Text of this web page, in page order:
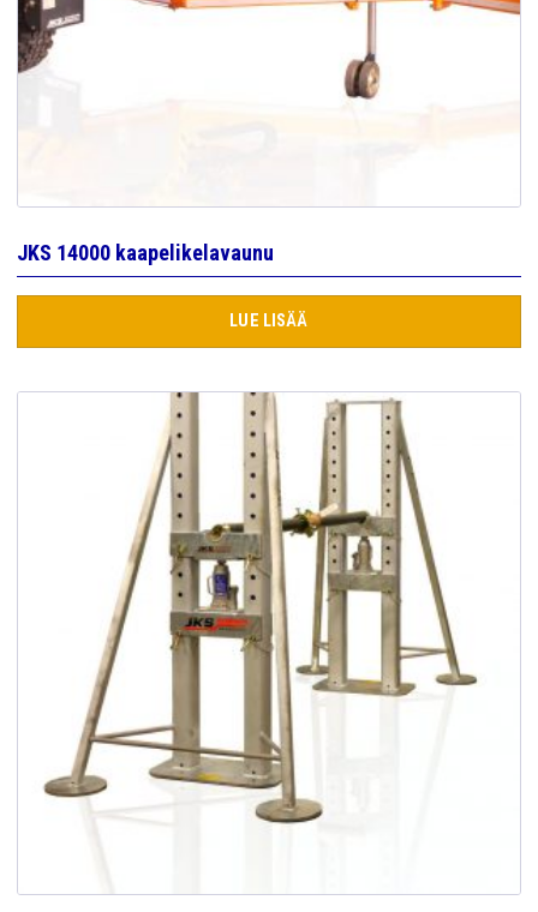
JKS 14000 kaapelikelavaunu
LUE LISÄÄ